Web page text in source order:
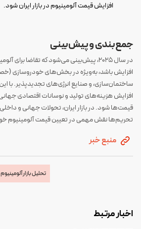
افزایش قیمت آلومینیوم در بازار ایران شود.
جمع‌بندی و پیش‌بینی
در سال 2025، پیش‌بینی می‌شود که تقاضا
افزایش باشد، به‌ویژه در بخش‌های خودروسازی
ساختمان‌سازی، و صنایع انرژی‌های تجدیدپذیر. با
افزایش هزینه‌های تولید و نوسانات اقتصادی
قیمت‌ها شود. در بازار ایران، تحولات جهانی و داخلی
تحریم‌ها نقش مهمی در تعیین قیمت آلومینیوم
منبع خبر
تحلیل بازار آلومینیوم
اخبار مرتبط